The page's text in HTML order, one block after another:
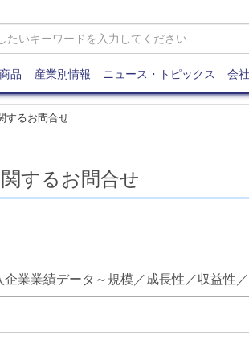
品 産業別情報 ニュース・トピックス 会
するお問合せ
するお問合せ
業業績データ～規模／成長性／収益性